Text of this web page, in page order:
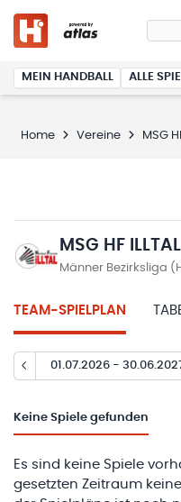
MEIN HANDBALL ALLE
Home Vereine MSG
MSG HF
Männer Bezirksliga
TEAM-SPIELPLAN
01.07.2026 -
Keine Spiele gefunden
Es sind keine Spiele
gesetzten Zeitraum